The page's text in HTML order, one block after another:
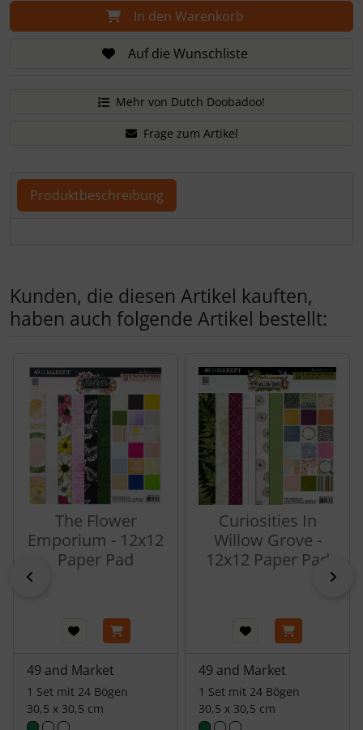
In den Warenkorb
Auf die Wunschliste
Mehr von Dutch Doobadoo!
Frage zum Artikel
Produktbeschreibung
Kunden, die diesen Artikel kauften,
haben auch folgende Artikel bestellt:
zurück
The Flower
Emporium - 12x12
Paper Pad
49 and Market
1 Set mit 24 Bögen
30,5 x 30,5 cm
Curiosities In
Willow Grove -
12x12 Paper Pad
49 and Market
1 Set mit 24 Bögen
30,5 x 30,5 cm